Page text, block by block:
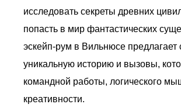
исследовать секреты древних
попасть в мир фантастических
эскейп-рум в Вильнюсе предлагает
уникальную историю и вызовы,
командной работы, логического
креативности.